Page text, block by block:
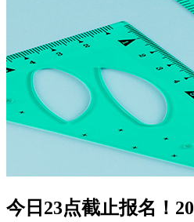
今日23点截止报名！